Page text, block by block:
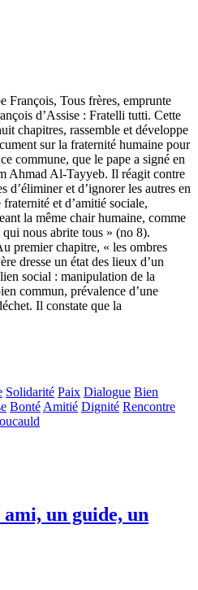
François, Tous frères, emprunte
d’Assise : Fratelli tutti. Cette
chapitres, rassemble et développe
sur la fraternité humaine pour
commune, que le pape a signé en
Ahmad Al-Tayyeb. Il réagit contre
d’éliminer et d’ignorer les autres en
et d’amitié sociale,
la même chair humaine, comme
qui nous abrite tous » (no 8).
premier chapitre, « les ombres
dresse un état des lieux d’un
social : manipulation de la
commun, prévalence d’une
Il constate que la
Solidarité Paix Dialogue Bien
Bonté Amitié Dignité Rencontre
un guide, un